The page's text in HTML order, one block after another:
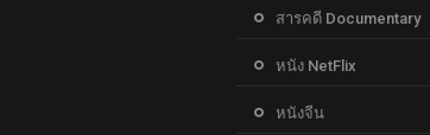
สารคดี Documentary
หนัง NetFlix
หนังจีน